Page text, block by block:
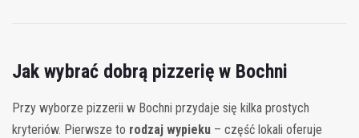
Jak wybrać dobrą pizzerię w Bochni
Przy wyborze pizzerii w Bochni przydaje się kilka prostych
kryteriów. Pierwsze to rodzaj wypieku – część lokali oferuje